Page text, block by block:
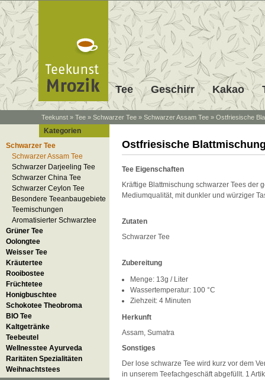
Tee Geschirr Kakao
Teekunst » Tee » Schwarzer Tee » Schwarzer Assam Tee » Ostfriesische
Kategorien
Schwarzer Tee
Schwarzer Assam Tee
Schwarzer Darjeeling Tee
Schwarzer China Tee
Schwarzer Ceylon Tee
Besondere Teeanbaugebiete
Teemischungen
Aromatisierter Schwarztee
Grüner Tee
Oolongtee
Weisser Tee
Kräutertee
Rooibostee
Früchtetee
Honigbuschtee
Schokotee Theobroma
BIO Tee
Kaltgetränke
Teebeutel
Wellnesstee Ayurveda
Raritäten Spezialitäten
Weihnachtstees
Ostfriesische
Tee Eigenschaften
Kräftige Blattmischung schwarzer Tees der
Mediumqualität, mit dunkler und würziger
Zutaten
Schwarzer Tee
Zubereitung
Menge: 13g / Liter
Wassertemperatur: 100 °C
Ziehzeit: 4 Minuten
Herkunft
Assam, Sumatra
Sonstiges
Der lose schwarze Tee wird kurz vor dem
in unserem Teefachgeschäft abgefüllt. 1